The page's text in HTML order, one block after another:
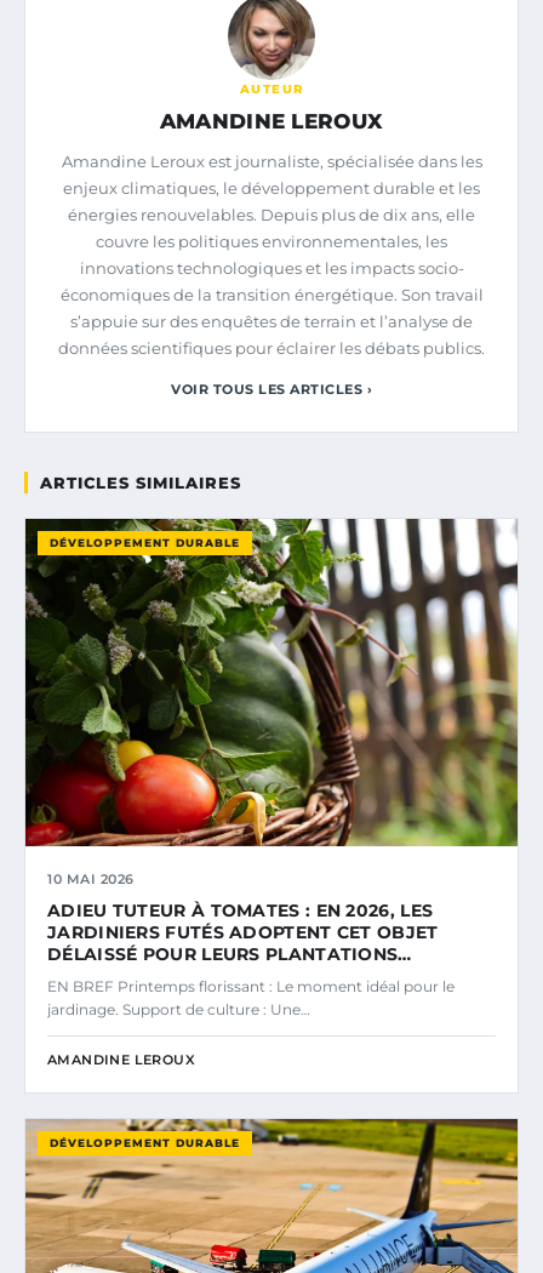
AUTEUR
AMANDINE LEROUX
Amandine Leroux est journaliste, spécialisée dans les
enjeux climatiques, le développement durable et les
énergies renouvelables. Depuis plus de dix ans, elle
couvre les politiques environnementales, les
innovations technologiques et les impacts socio-
économiques de la transition énergétique. Son travail
s’appuie sur des enquêtes de terrain et l’analyse de
données scientifiques pour éclairer les débats publics.
VOIR TOUS LES ARTICLES ›
ARTICLES SIMILAIRES
DÉVELOPPEMENT DURABLE
10 MAI 2026
ADIEU TUTEUR À TOMATES : EN 2026, LES
JARDINIERS FUTÉS ADOPTENT CET OBJET
DÉLAISSÉ POUR LEURS PLANTATIONS…
EN BREF Printemps florissant : Le moment idéal pour le
jardinage. Support de culture : Une…
AMANDINE LEROUX
DÉVELOPPEMENT DURABLE